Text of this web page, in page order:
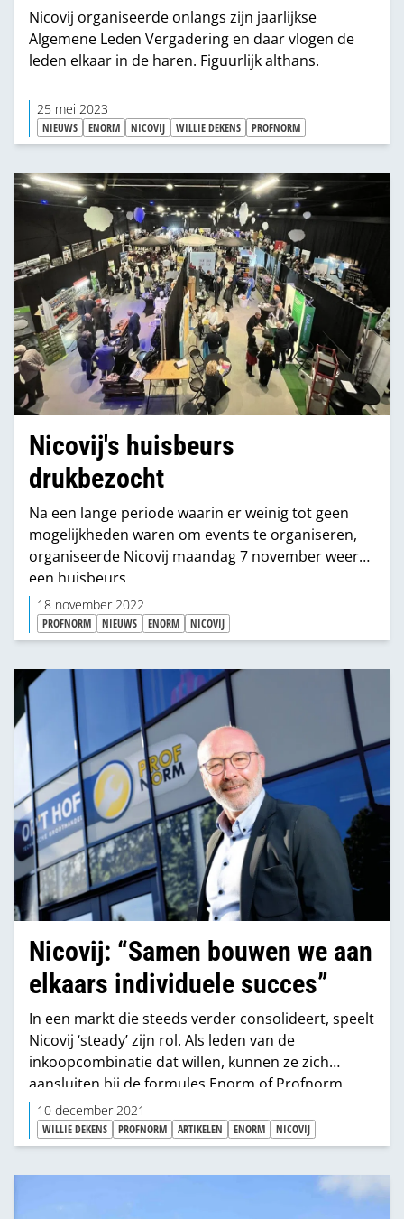
Nicovij organiseerde onlangs zijn jaarlijkse
Algemene Leden Vergadering en daar vlogen de
leden elkaar in de haren. Figuurlijk althans.
25 mei 2023
NIEUWS ENORM NICOVIJ WILLIE DEKENS PROFNORM
Nicovij's huisbeurs
drukbezocht
Na een lange periode waarin er weinig tot geen
mogelijkheden waren om events te organiseren,
organiseerde Nicovij maandag 7 november weer
een huisbeurs.
18 november 2022
PROFNORM NIEUWS ENORM NICOVIJ
Nicovij: “Samen bouwen we aan
elkaars individuele succes”
In een markt die steeds verder consolideert, speelt
Nicovij ‘steady’ zijn rol. Als leden van de
inkoopcombinatie dat willen, kunnen ze zich
aansluiten bij de formules Enorm of Profnorm,
maar dat hoeft niet. “Wij dwingen leden niet, we
overtuigen ze”, zegt directeur Willie Dekens.
10 december 2021
WILLIE DEKENS PROFNORM ARTIKELEN ENORM NICOVIJ